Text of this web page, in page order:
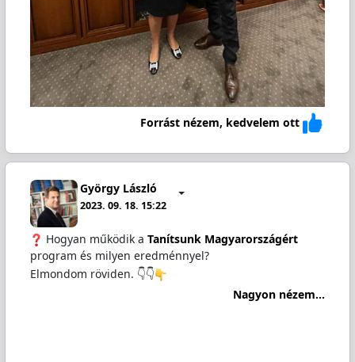
Forrást nézem, kedvelem ott
György László
2023. 09. 18. 15:22
Hogyan működik a Tanítsunk Magyarországért
program és milyen eredménnyel?
Elmondom röviden. 👇👇
Nagyon nézem...